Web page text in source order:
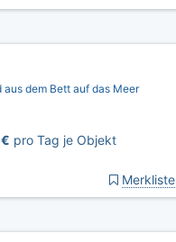
dem Bett auf das Meer
pro Tag je Objekt
Merkliste